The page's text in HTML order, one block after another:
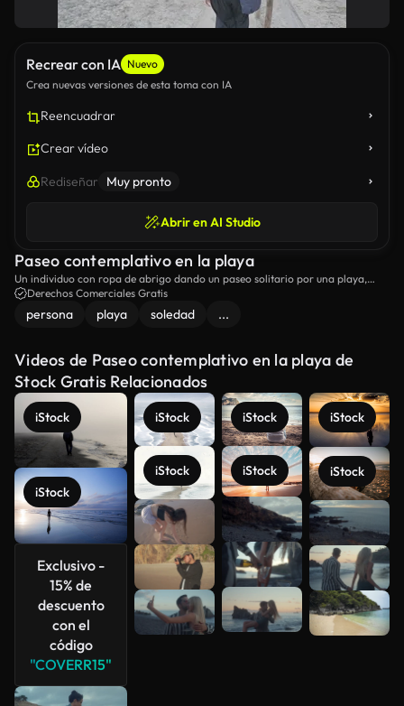
Recrear con IA Nuevo
Crea nuevas versiones de esta toma con IA
Reencuadrar
Crear vídeo
Rediseñar Muy pronto
Abrir en AI Studio
Paseo contemplativo en la playa
Un individuo con ropa de abrigo dando un paseo solitario por una playa,
inmerso en sus pensamientos.
Derechos Comerciales Gratis
persona playa soledad ...
Videos de Paseo contemplativo en la playa de
Stock Gratis Relacionados
iStock
iStock
Exclusivo -
15% de
descuento
con el
código
"COVERR15"
iStock
iStock
iStock
iStock
iStock
iStock
Ver más